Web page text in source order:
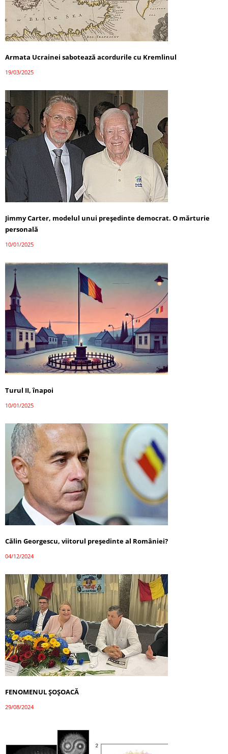
Armata Ucrainei sabotează acordurile cu Kremlinul
19/03/2025
Jimmy Carter, modelul unui președinte democrat. O mărturie
personală
10/01/2025
Turul II, înapoi
10/01/2025
Călin Georgescu, viitorul președinte al României?
04/12/2024
FENOMENUL ȘOȘOACĂ
29/08/2024